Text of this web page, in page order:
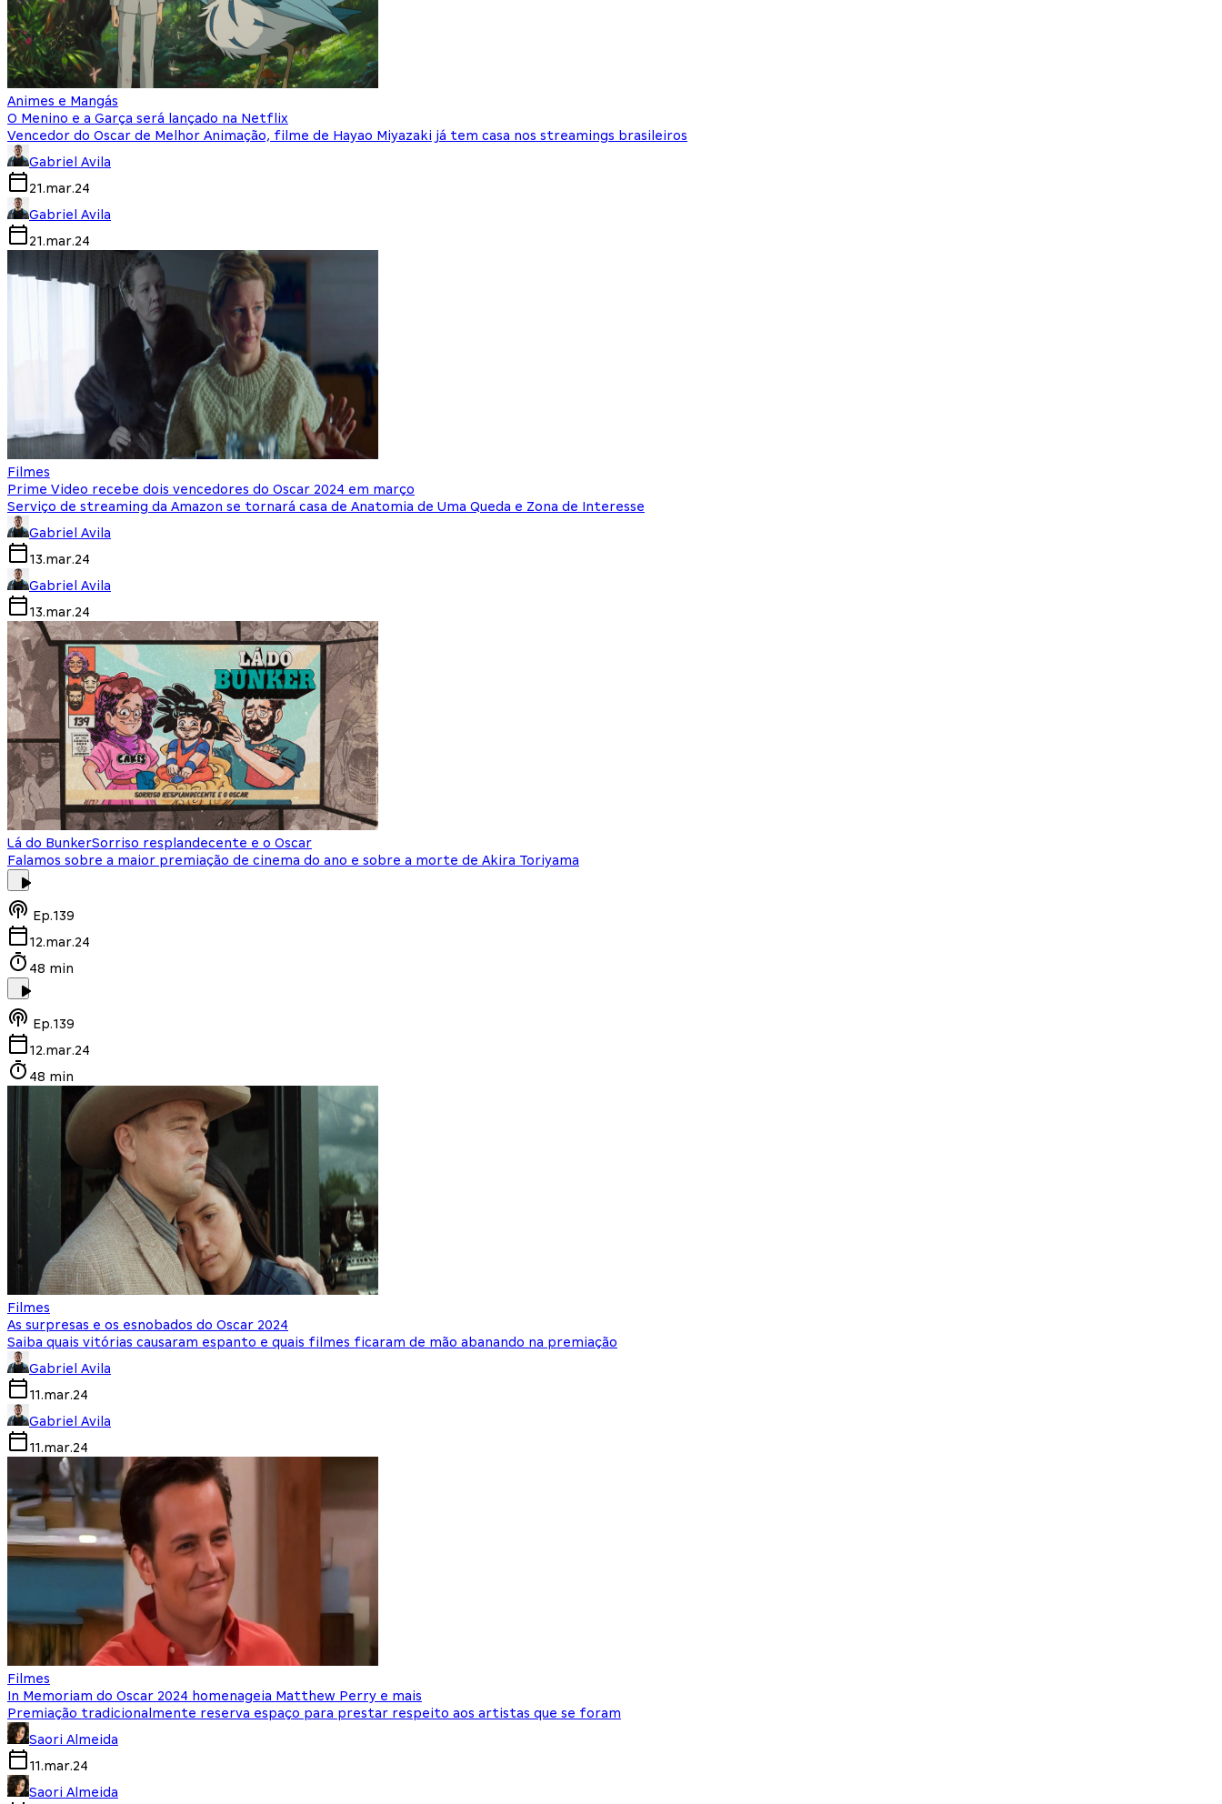
Animes e Mangás
O Menino e a Garça será lançado na Netflix
Vencedor do Oscar de Melhor Animação, filme de Hayao Miyazaki já tem casa nos streamings brasileiros
Gabriel Avila
21.mar.24
Gabriel Avila
21.mar.24
Filmes
Prime Video recebe dois vencedores do Oscar 2024 em março
Serviço de streaming da Amazon se tornará casa de Anatomia de Uma Queda e Zona de Interesse
Gabriel Avila
13.mar.24
Gabriel Avila
13.mar.24
Lá do BunkerSorriso resplandecente e o Oscar
Falamos sobre a maior premiação de cinema do ano e sobre a morte de Akira Toriyama
Ep.139
12.mar.24
48 min
Ep.139
12.mar.24
48 min
Filmes
As surpresas e os esnobados do Oscar 2024
Saiba quais vitórias causaram espanto e quais filmes ficaram de mão abanando na premiação
Gabriel Avila
11.mar.24
Gabriel Avila
11.mar.24
Filmes
In Memoriam do Oscar 2024 homenageia Matthew Perry e mais
Premiação tradicionalmente reserva espaço para prestar respeito aos artistas que se foram
Saori Almeida
11.mar.24
Saori Almeida